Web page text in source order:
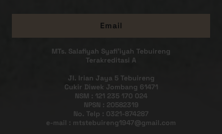
Email
MTs. Salafiyah Syafi'iyah Tebuireng
Terakreditasi A
Jl. Irian Jaya 5 Tebuireng
Cukir Diwek Jombang 61471
NSM : 121 235 170 024
NPSN : 20582319
No. Telp : 0321-874287
e-mail : mtstebuireng1947@gmail.com